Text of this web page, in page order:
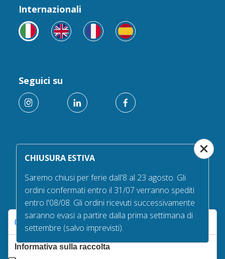
Servizio clienti
Bisogno di aiuto? I nostri uffici sono aperti dal Lunedì al
Venerdì, dalle 9:00 alle 13:00 e dalle 14:00 alle 17:30.
chiamaci al +39 030/6394506
Internazionali
Seguici su
Gioca con noi
Scarica l'app game per qualche ora di divertimento
CHIUSURA ESTIVA
Saremo chiusi per ferie dall'8 al 23 agosto. Gli
ordini confermati entro il 31/07 verranno spediti
entro l'08/08. Gli ordini ricevuti successivamente
saranno evasi a partire dalla prima settimana di
settembre (salvo imprevisti).
Le tue preferenze relative alla privacy
Informativa sulla raccolta